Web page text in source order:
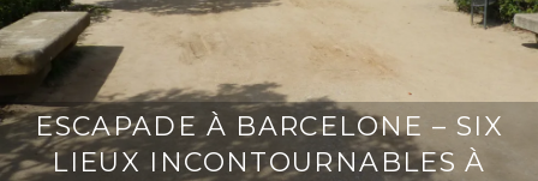
ESCAPADE À BARCELONE – SIX
LIEUX INCONTOURNABLES À